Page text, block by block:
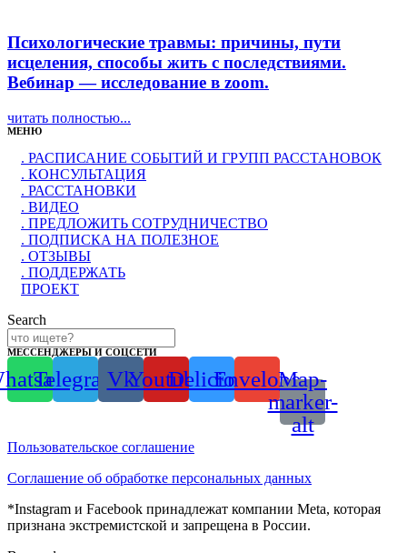
Психологические травмы: причины, пути
исцеления, способы жить с последствиями.
Вебинар — исследование в zoom.
читать полностью...
МЕНЮ
. РАСПИСАНИЕ СОБЫТИЙ И ГРУПП РАССТАНОВОК
. КОНСУЛЬТАЦИЯ
. РАССТАНОВКИ
. ВИДЕО
. ПРЕДЛОЖИТЬ СОТРУДНИЧЕСТВО
. ПОДПИСКА НА ПОЛЕЗНОЕ
. ОТЗЫВЫ
. ПОДДЕРЖАТЬ
ПРОЕКТ
Search
МЕССЕНДЖЕРЫ И СОЦСЕТИ
TelegramVkYoutubeDeliciousEnvelopeMap-
marker-
alt
Пользовательское соглашение
Соглашение об обработке персональных данных
*Instagram и Facebook принадлежат компании Meta, которая
признана экстремистской и запрещена в России.